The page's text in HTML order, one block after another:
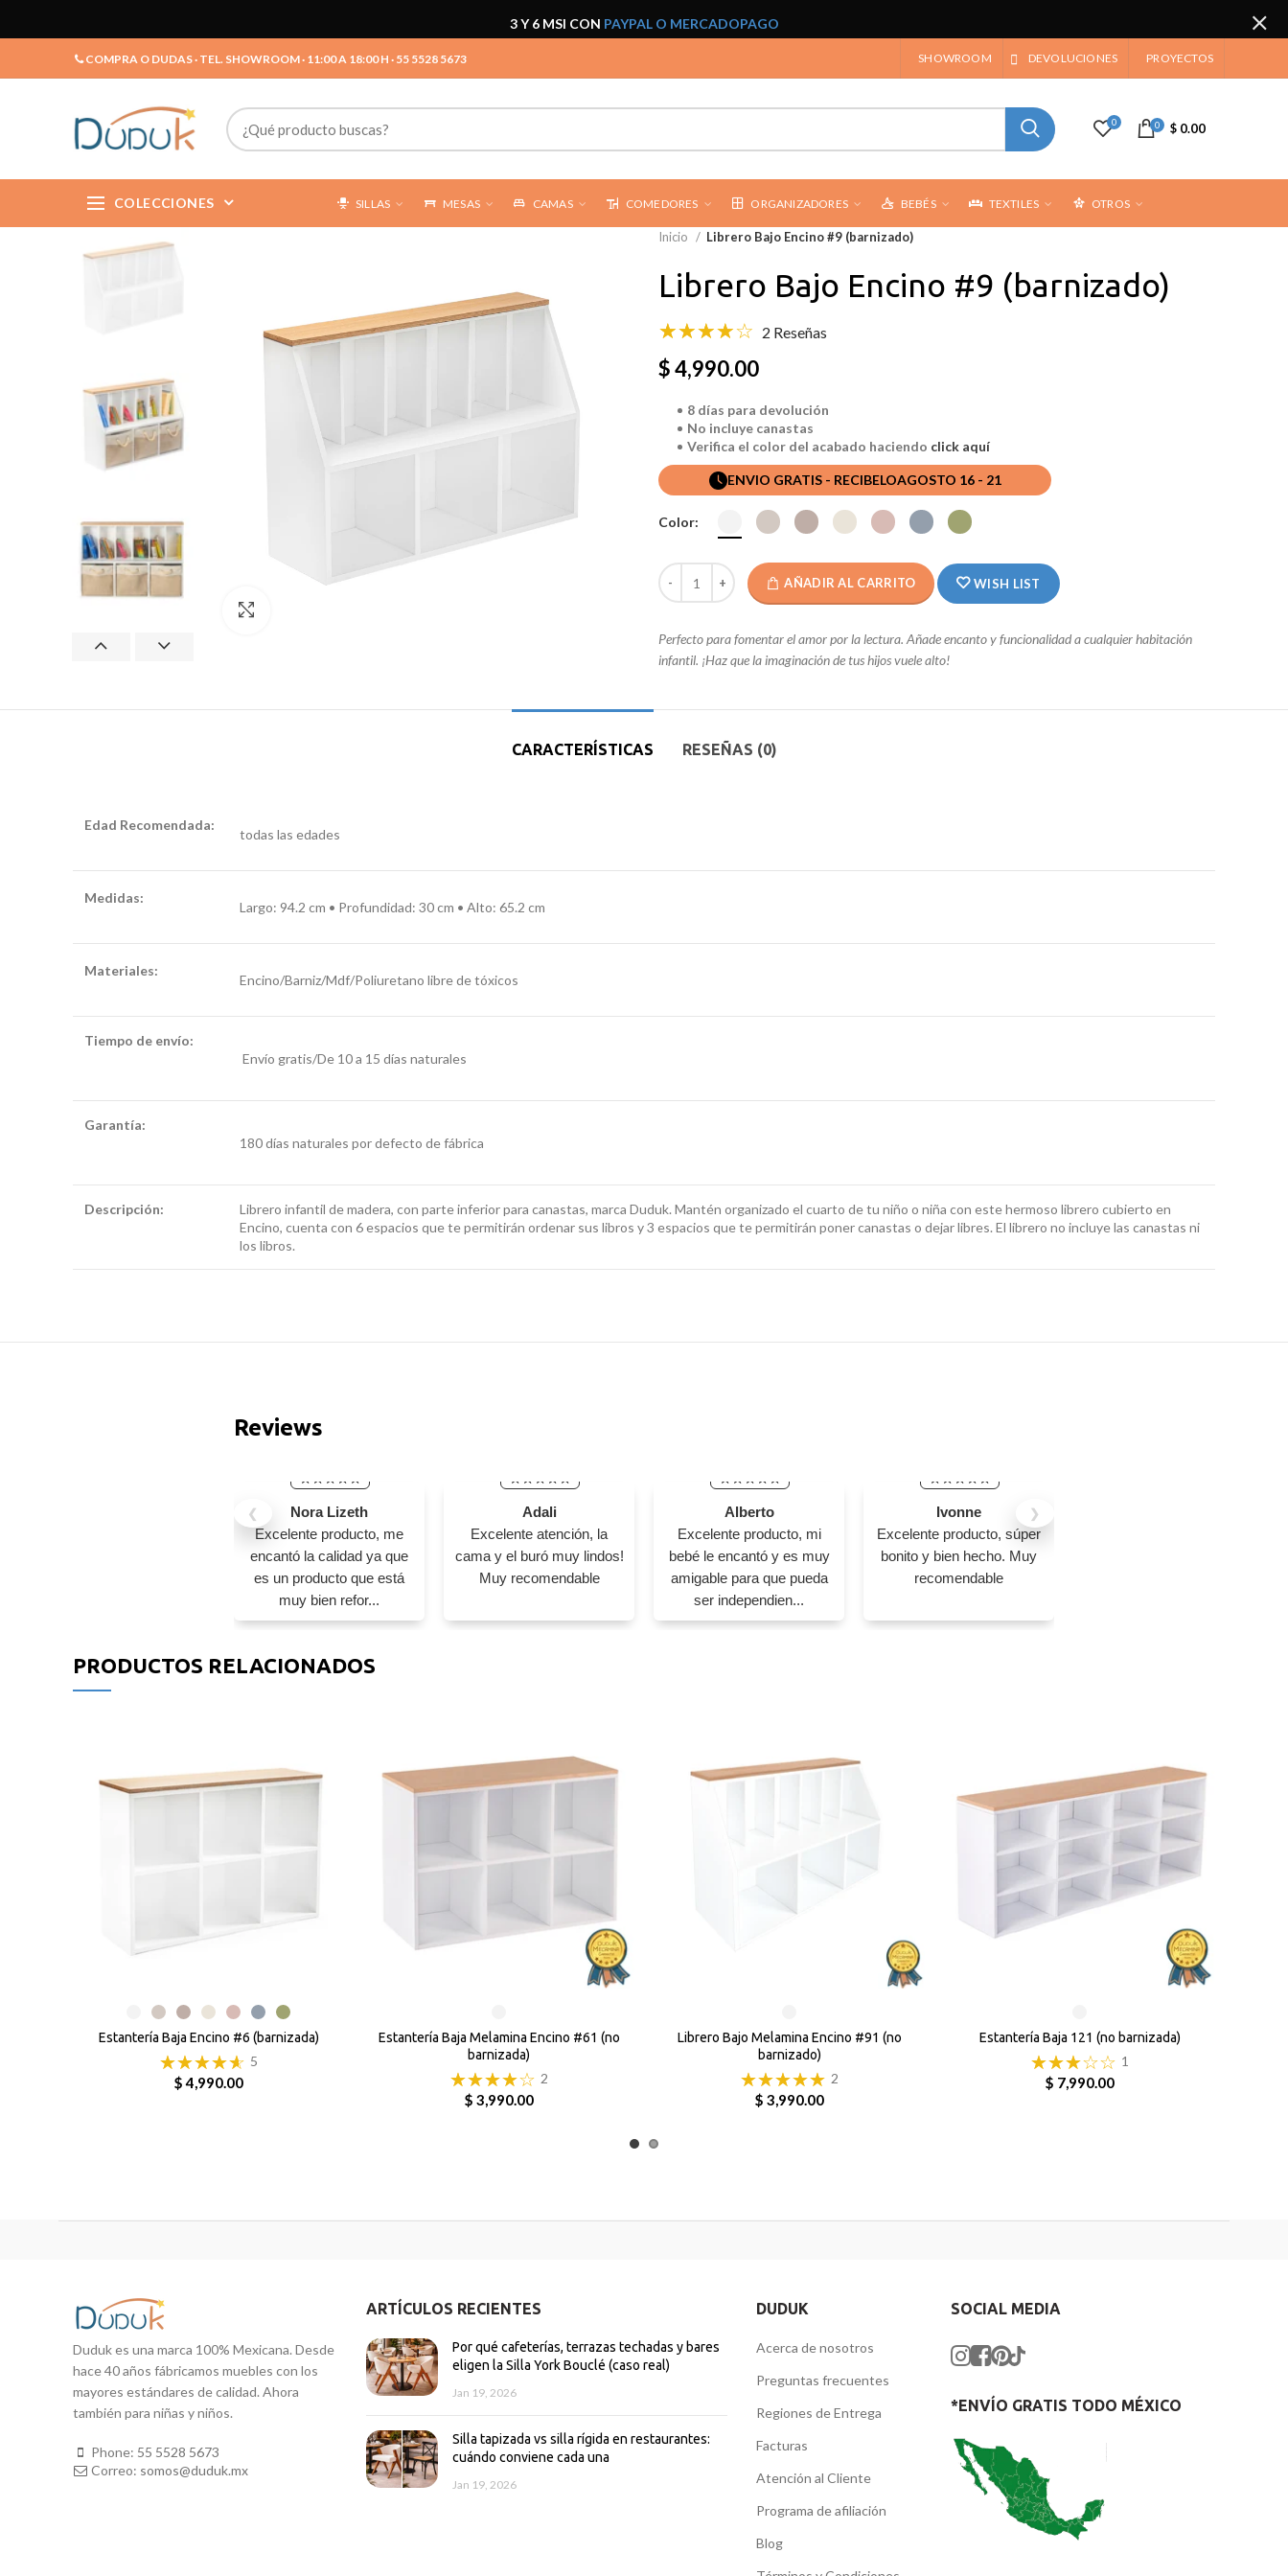
3 Y 6 MSI CON PAYPAL O MERCADOPAGO
COMPRA O DUDAS · TEL. SHOWROOM · 11:00 A 18:00 H · 55 5528 5673 SHOWROOM DEVOLUCIONES PROYECTOS
0 0 $ 0.00
COLECCIONES SILLAS MESAS CAMAS COMEDORES ORGANIZADORES BEBÉS TEXTILES OTROS
Inicio Librero Bajo Encino #9 (barnizado)
Librero Bajo Encino #9 (barnizado)
2 Reseñas
$ 4,990.00
8 días para devolución
No incluye canastas
Verifica el color del acabado haciendo click aquí
ENVIO GRATIS - RECIBELOAGOSTO 16 - 21
Color:
AÑADIR AL CARRITO WISH LIST
Perfecto para fomentar el amor por la lectura. Añade encanto y funcionalidad a cualquier habitación
infantil. ¡Haz que la imaginación de tus hijos vuele alto!
CARACTERÍSTICAS RESEÑAS (0)
Edad Recomendada:
todas las edades
Medidas:
Largo: 94.2 cm • Profundidad: 30 cm • Alto: 65.2 cm
Materiales:
Encino/Barniz/Mdf/Poliuretano libre de tóxicos
Tiempo de envío:
Envío gratis/De 10 a 15 días naturales
Garantía:
180 días naturales por defecto de fábrica
Descripción:
Librero infantil de madera, con parte inferior para canastas, marca Duduk. Mantén organizado el cuarto de tu niño o niña con este hermoso librero cubierto en
Encino, cuenta con 6 espacios que te permitirán ordenar sus libros y 3 espacios que te permitirán poner canastas o dejar libres. El librero no incluye las canastas ni
los libros.
Reviews
❮ ❯
Nora Lizeth
Excelente producto, me
encantó la calidad ya que
es un producto que está
muy bien refor...
Adali
Excelente atención, la
cama y el buró muy lindos!
Muy recomendable
Alberto
Excelente producto, mi
bebé le encantó y es muy
amigable para que pueda
ser independien...
Ivonne
Excelente producto, súper
bonito y bien hecho. Muy
recomendable
PRODUCTOS RELACIONADOS
Estantería Baja Encino #6 (barnizada)
5
$ 4,990.00
Estantería Baja Melamina Encino #61 (no
barnizada)
2
$ 3,990.00
Librero Bajo Melamina Encino #91 (no
barnizado)
2
$ 3,990.00
Estantería Baja 121 (no barnizada)
1
$ 7,990.00
Duduk es una marca 100% Mexicana. Desde
hace 40 años fábricamos muebles con los
mayores estándares de calidad. Ahora
también para niñas y niños.
Phone: 55 5528 5673
Correo: somos@duduk.mx
ARTÍCULOS RECIENTES
Por qué cafeterías, terrazas techadas y bares
eligen la Silla York Bouclé (caso real)
Jan 19, 2026
Silla tapizada vs silla rígida en restaurantes:
cuándo conviene cada una
Jan 19, 2026
DUDUK
Acerca de nosotros
Preguntas frecuentes
Regiones de Entrega
Facturas
Atención al Cliente
Programa de afiliación
Blog
SOCIAL MEDIA
*ENVÍO GRATIS TODO MÉXICO